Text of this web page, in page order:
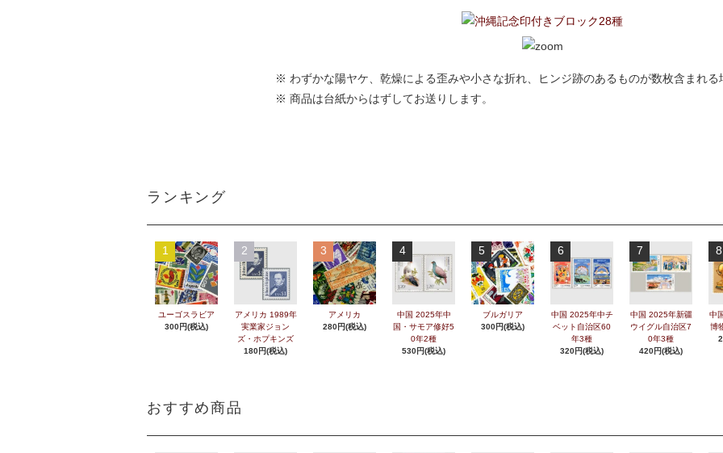
※ わずかな陽ヤケ、乾燥による歪みや小さな折れ、ヒンジ跡のあるものが数枚含まれる
※ 商品は台紙からはずしてお送りします。
ランキング
1
ユーゴスラビア
300円(税込)
2
アメリカ 1989年
実業家ジョン
ズ・ホプキンズ
180円(税込)
3
アメリカ
280円(税込)
4
中国 2025年中
国・サモア修好5
0年2種
530円(税込)
5
ブルガリア
300円(税込)
6
中国 2025年中チ
ベット自治区60
年3種
320円(税込)
7
中国 2025年新疆
ウイグル自治区7
0年3種
420円(税込)
8
中
博
おすすめ商品